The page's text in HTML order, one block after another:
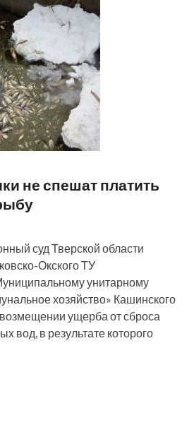
не спешат платить
суд Тверской области
Окского ТУ
унитарному
хозяйство» Кашинского
возмещении ущерба от сброса
вод, в результате которого